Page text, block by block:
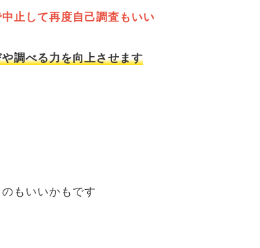
止して再度自己調査もいい
調べる力を向上させます
もいいかもです